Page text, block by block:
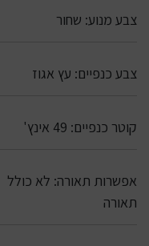
צבע מנוע: שחור
צבע כנפיים: עץ אגוז
קוטר כנפיים: 49 אינץ'
אפשרות תאורה: לא כולל
תאורה